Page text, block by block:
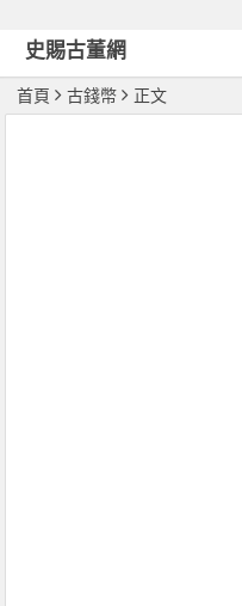
史賜古董網
首頁 古錢幣 正文